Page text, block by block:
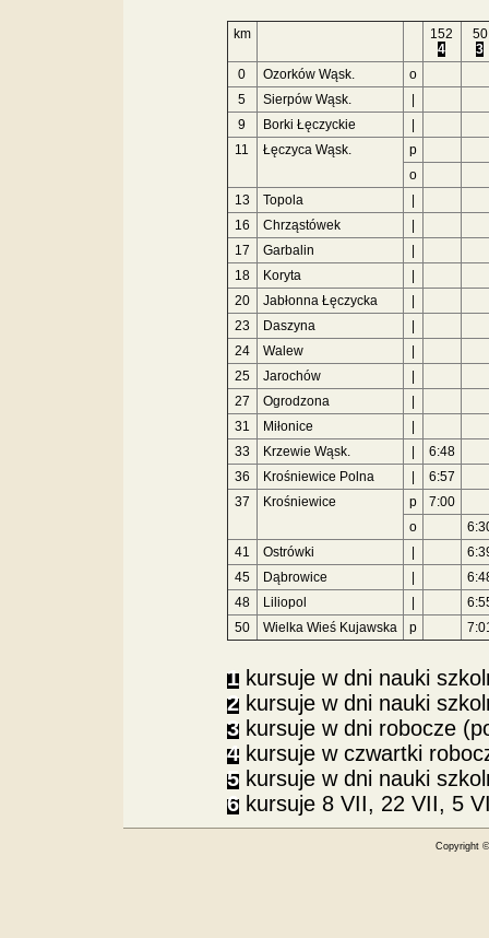
km
152
4
50
3
0
Ozorków Wąsk.
o
5
Sierpów Wąsk.
|
9
Borki Łęczyckie
|
11
Łęczyca Wąsk.
p
o
13
Topola
|
16
Chrząstówek
|
17
Garbalin
|
18
Koryta
|
20
Jabłonna Łęczycka
|
23
Daszyna
|
24
Walew
|
25
Jarochów
|
27
Ogrodzona
|
31
Miłonice
|
33
Krzewie Wąsk. |
6:48
36
Krośniewice Polna |
6:57
37
Krośniewice p
7:00
o
41
Ostrówki |
45
Dąbrowice |
48
Liliopol |
50
Wielka Wieś Kujawska p
1kursuje w dni nauki
2kursuje w dni nauki
3kursuje w dni robocze
4kursuje w czwartki
5kursuje w dni nauki
6kursuje 8 VII, 22 VII, 5
Copyright